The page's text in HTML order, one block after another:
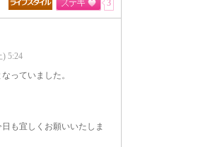
3
) 5:24
っていました。
も宜しくお願いいたしま